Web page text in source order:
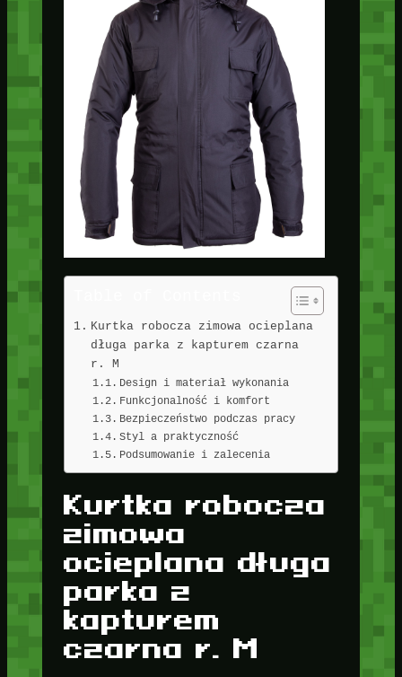
Kurtka robocza zimowa ocieplana
długa parka z kapturem czarna
r. M
Design i materiał wykonania
Funkcjonalność i komfort
Bezpieczeństwo podczas pracy
Styl a praktyczność
Podsumowanie i zalecenia
Kurtka robocza
zimowa
ocieplana długa
parka z
kapturem
czarna r. M